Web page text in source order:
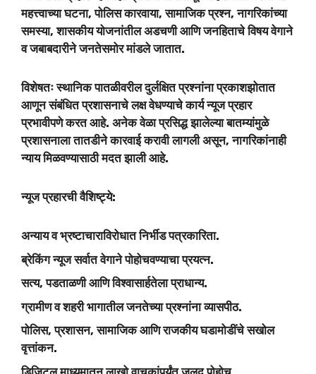
महत्त्वाच्या घटना, पोलिस कारवाया, सामाजिक प्रश्न, नागरिकांच्या
समस्या, शासकीय योजनांतील अडचणी आणि जनहिताचे विषय वेगाने
व जबाबदारीने जनतेसमोर मांडले जातात.
विशेषतः स्थानिक पातळीवरील दुर्लक्षित प्रश्नांना प्रकाशझोतात
आणून संबंधित प्रशासनाचे लक्ष वेधण्याचे कार्य न्यूज प्रहार
प्रभावीपणे करत आहे. अनेक वेळा प्रसिद्ध झालेल्या बातम्यांमुळे
प्रशासनाला तातडीने कारवाई करावी लागली असून, नागरिकांनाही
न्याय मिळवण्यासाठी मदत झाली आहे.
न्यूज प्रहारची वैशिष्ट्ये:
अन्याय व भ्रष्टाचाराविरोधात निर्भीड पत्रकारिता.
ब्रेकिंग न्यूज सर्वात वेगाने पोहोचवण्याचा प्रयत्न.
सत्य, पडताळणी आणि विश्वासार्हतेला प्राधान्य.
ग्रामीण व शहरी भागातील जनतेच्या प्रश्नांना व्यासपीठ.
पोलिस, प्रशासन, सामाजिक आणि राजकीय घडामोडींचे सखोल
वृत्तांकन.